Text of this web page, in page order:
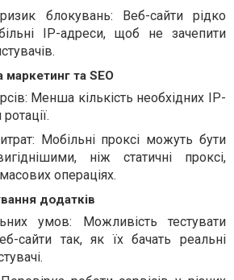
блокувань: Веб-сайти рідко
IP-адреси, щоб не зачепити
та SEO
Менша кількість необхідних IP-
Мобільні проксі можуть бути
ніж статичні проксі,
операціях.
додатків
умов: Можливість тестувати
сайти так, як їх бачать реальні